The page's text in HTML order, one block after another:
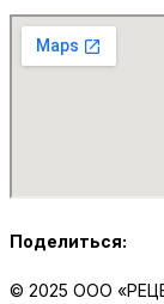
Поделиться:
© 2025 ООО